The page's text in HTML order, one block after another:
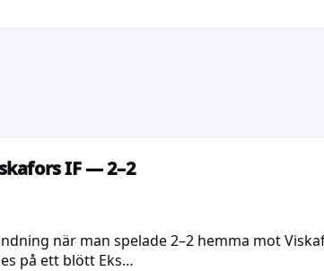
IF — 2–2
när man spelade 2–2 hemma mot
på ett blött Eks…